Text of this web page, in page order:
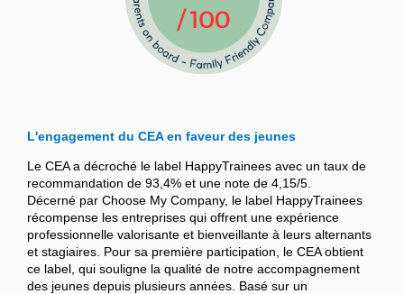
L'engagement du CEA en faveur des jeunes
Le CEA a décroché le label HappyTrainees avec un taux de
recommandation de 93,4% et une note de 4,15/5.
Décerné par Choose My Company, le label HappyTrainees
récompense les entreprises qui offrent une expérience
professionnelle valorisante et bienveillante à leurs alternants
et stagiaires. Pour sa première participation, le CEA obtient
ce label, qui souligne la qualité de notre accompagnement
des jeunes depuis plusieurs années. Basé sur un